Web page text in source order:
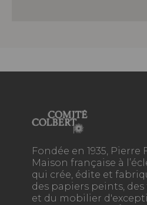
Fondée en 1935, Pierre
Maison française à
qui crée, édite et
des papiers peints,
et du mobilier